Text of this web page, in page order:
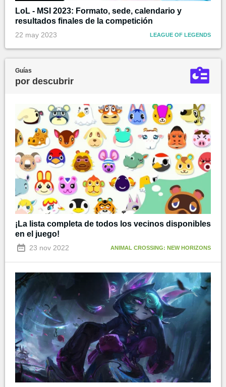
LoL - MSI 2023: Formato, sede, calendario y
resultados finales de la competición
22 may 2023 LEAGUE OF LEGENDS
Guías
por descubrir
¡La lista completa de todos los vecinos disponibles
en el juego!
23 nov 2022 ANIMAL CROSSING: NEW HORIZONS